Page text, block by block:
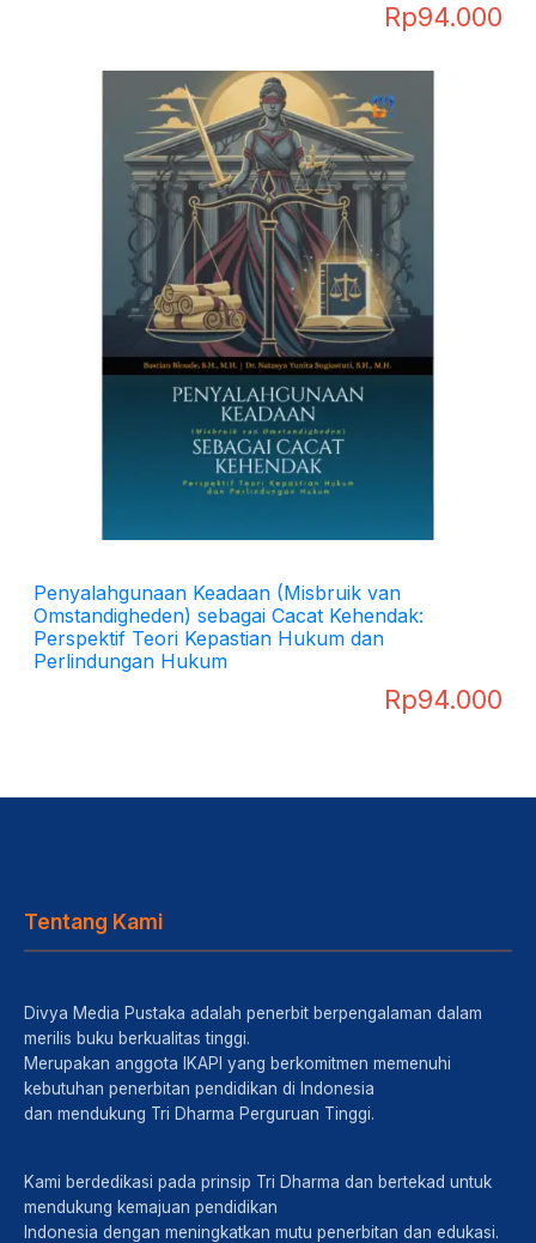
Rp94.000
Penyalahgunaan Keadaan (Misbruik van
Omstandigheden) sebagai Cacat Kehendak:
Perspektif Teori Kepastian Hukum dan
Perlindungan Hukum
Rp94.000
Tentang Kami
Divya Media Pustaka adalah penerbit berpengalaman dalam
merilis buku berkualitas tinggi.
Merupakan anggota IKAPI yang berkomitmen memenuhi
kebutuhan penerbitan pendidikan di Indonesia
dan mendukung Tri Dharma Perguruan Tinggi.
Kami berdedikasi pada prinsip Tri Dharma dan bertekad untuk
mendukung kemajuan pendidikan
Indonesia dengan meningkatkan mutu penerbitan dan edukasi.